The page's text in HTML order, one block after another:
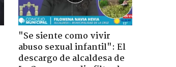
"Se siente como vivir
abuso sexual infantil": El
descargo de alcaldesa de